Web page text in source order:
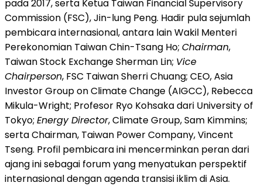
pada 2017, serta Ketua Taiwan Financial Supervisory
Commission (FSC), Jin-lung Peng. Hadir pula sejumlah
pembicara internasional, antara lain Wakil Menteri
Perekonomian Taiwan Chin-Tsang Ho; Chairman,
Taiwan Stock Exchange Sherman Lin; Vice
Chairperson, FSC Taiwan Sherri Chuang; CEO, Asia
Investor Group on Climate Change (AIGCC), Rebecca
Mikula-Wright; Profesor Ryo Kohsaka dari University of
Tokyo; Energy Director, Climate Group, Sam Kimmins;
serta Chairman, Taiwan Power Company, Vincent
Tseng. Profil pembicara ini mencerminkan peran dari
ajang ini sebagai forum yang menyatukan perspektif
internasional dengan agenda transisi iklim di Asia.